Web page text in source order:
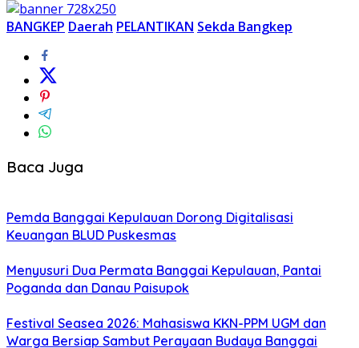
BANGKEP Daerah PELANTIKAN Sekda Bangkep
Baca Juga
Pemda Banggai Kepulauan Dorong Digitalisasi
Keuangan BLUD Puskesmas
Menyusuri Dua Permata Banggai Kepulauan, Pantai
Poganda dan Danau Paisupok
Festival Seasea 2026: Mahasiswa KKN-PPM UGM dan
Warga Bersiap Sambut Perayaan Budaya Banggai